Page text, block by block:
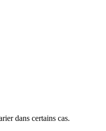
dans certains cas.